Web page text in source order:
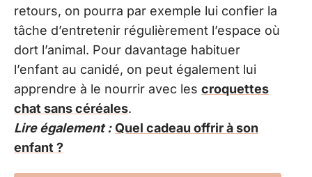
retours, on pourra par exemple lui confier la
tâche d’entretenir régulièrement l’espace où
dort l’animal. Pour davantage habituer
l’enfant au canidé, on peut également lui
apprendre à le nourrir avec les croquettes
chat sans céréales.
Lire également : Quel cadeau offrir à son
enfant ?